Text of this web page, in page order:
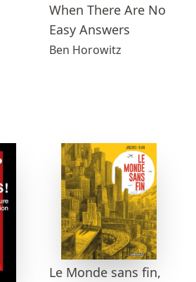
When There Are No
Easy Answers
Ben Horowitz
Le Monde sans fin,